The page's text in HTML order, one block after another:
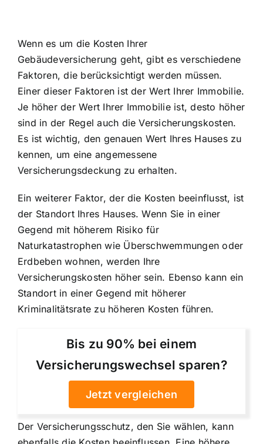
Wenn es um die Kosten Ihrer
Gebäudeversicherung geht, gibt es verschiedene
Faktoren, die berücksichtigt werden müssen.
Einer dieser Faktoren ist der Wert Ihrer Immobilie.
Je höher der Wert Ihrer Immobilie ist, desto höher
sind in der Regel auch die Versicherungskosten.
Es ist wichtig, den genauen Wert Ihres Hauses zu
kennen, um eine angemessene
Versicherungsdeckung zu erhalten.
Ein weiterer Faktor, der die Kosten beeinflusst, ist
der Standort Ihres Hauses. Wenn Sie in einer
Gegend mit höherem Risiko für
Naturkatastrophen wie Überschwemmungen oder
Erdbeben wohnen, werden Ihre
Versicherungskosten höher sein. Ebenso kann ein
Standort in einer Gegend mit höherer
Kriminalitätsrate zu höheren Kosten führen.
Bis zu 90% bei einem
Versicherungswechsel sparen?
Jetzt vergleichen
Der Versicherungsschutz, den Sie wählen, kann